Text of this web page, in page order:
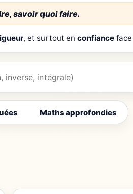
savoir quoi faire.
, et surtout en confiance
Maths approfondies